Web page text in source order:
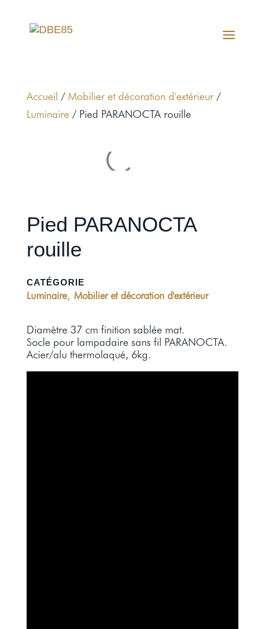
Accueil / Mobilier et décoration d'extérieur/
Luminaire / Pied PARANOCTA rouille
Pied PARANOCTA
rouille
CATÉGORIE
Luminaire, Mobilier et décoration d'extérieur
Diamètre 37 cm finition sablée mat.
Socle pour lampadaire sans fil PARANOCTA.
Acier/alu thermolaqué, 6kg.